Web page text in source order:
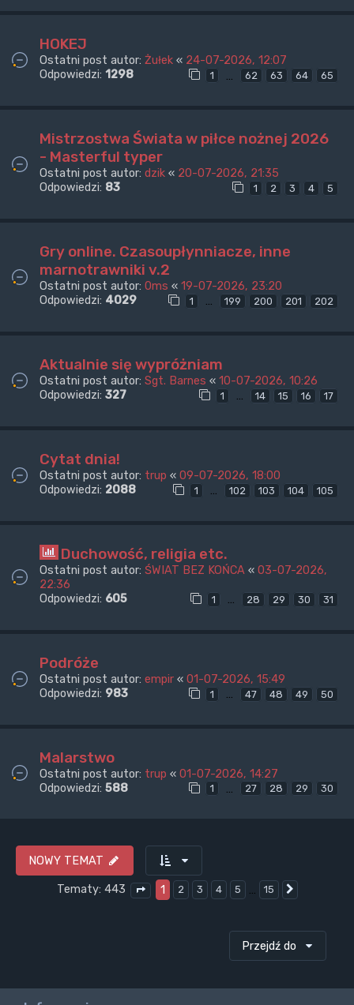
HOKEJ
Ostatni post autor: Żułek « 24-07-2026, 12:07
Odpowiedzi: 1298 1 … 62 63 64 65
Mistrzostwa Świata w piłce nożnej 2026
- Masterful typer
Ostatni post autor: dzik « 20-07-2026, 21:35
Odpowiedzi: 83 1 2 3 4 5
Gry online. Czasoupłynniacze, inne
marnotrawniki v.2
Ostatni post autor: 0ms « 19-07-2026, 23:20
Odpowiedzi: 4029 1 … 199 200 201 202
Aktualnie się wypróżniam
Ostatni post autor: Sgt. Barnes « 10-07-2026, 10:26
Odpowiedzi: 327 1 … 14 15 16 17
Cytat dnia!
Ostatni post autor: trup « 09-07-2026, 18:00
Odpowiedzi: 2088 1 … 102 103 104 105
Duchowość, religia etc.
Ostatni post autor: ŚWIAT BEZ KOŃCA « 03-07-2026,
22:36
Odpowiedzi: 605 1 … 28 29 30 31
Podróże
Ostatni post autor: empir « 01-07-2026, 15:49
Odpowiedzi: 983 1 … 47 48 49 50
Malarstwo
Ostatni post autor: trup « 01-07-2026, 14:27
Odpowiedzi: 588 1 … 27 28 29 30
NOWY TEMAT
Tematy: 443
Strona1 z15
1 2 3 4 5 … 15
Przejdź do